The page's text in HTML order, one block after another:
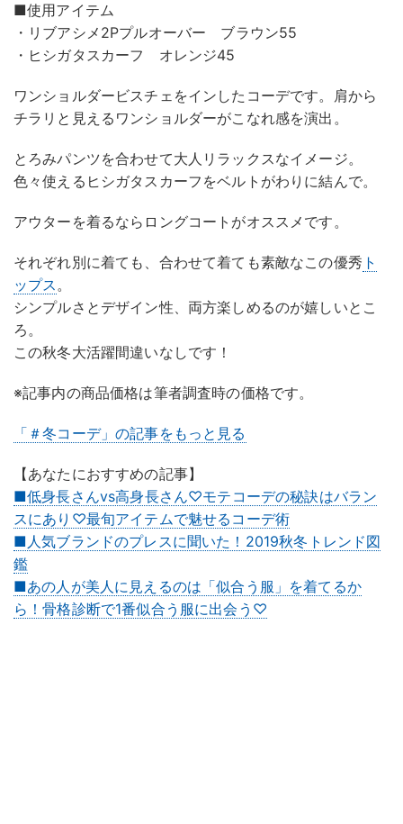
■使用アイテム
・リブアシメ2Pプルオーバー ブラウン55
・ヒシガタスカーフ オレンジ45
ワンショルダービスチェをインしたコーデです。肩から
チラリと見えるワンショルダーがこなれ感を演出。
とろみパンツを合わせて大人リラックスなイメージ。
色々使えるヒシガタスカーフをベルトがわりに結んで。
アウターを着るならロングコートがオススメです。
それぞれ別に着ても、合わせて着ても素敵なこの優秀 ト
ップス。
シンプルさとデザイン性、両方楽しめるのが嬉しいとこ
ろ。
この秋冬大活躍間違いなしです！
※記事内の商品価格は筆者調査時の価格です。
「＃冬コーデ」の記事をもっと見る
【あなたにおすすめの記事】
■低身長さんvs高身長さん♡モテコーデの秘訣はバラン
スにあり♡最旬アイテムで魅せるコーデ術
■人気ブランドのプレスに聞いた！2019秋冬トレンド図
鑑
■あの人が美人に見えるのは「似合う服」を着てるか
ら！骨格診断で1番似合う服に出会う♡